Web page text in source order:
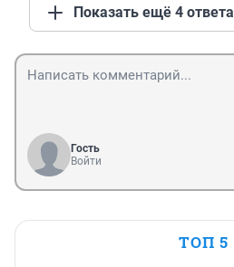
Показать ещё 4 ответа
Гость
Войти
ТОП 5